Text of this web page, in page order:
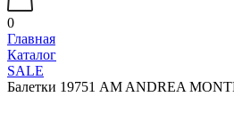
0
Главная
Каталог
SALE
Балетки 19751 AM ANDREA